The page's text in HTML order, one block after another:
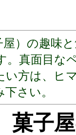
）の趣味
。真面目な
い方は、ヒ
さい。
菓子